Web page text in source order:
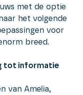
met de optie
het volgende
voor
breed.
tot informatie
van Amelia,